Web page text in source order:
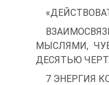
МЫСЛЯМИ,
ДЕСЯТЬЮ
7 ЭНЕРГИЯ